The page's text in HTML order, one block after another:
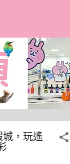
，玩遙